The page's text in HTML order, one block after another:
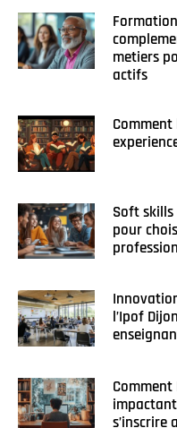
metiers
actifs
Soft
pour
l’Ipof
s’inscrire